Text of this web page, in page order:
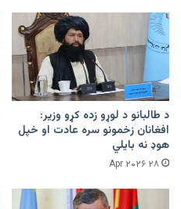
د طالبانو د لوړو زده کړو وزیر:
افغانان زخمونو سره عادت او خپل
هوډ نه بایلي
۲۸ Apr ۲۰۲۶